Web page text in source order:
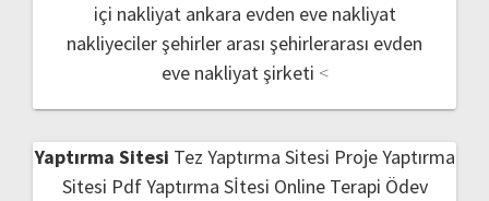
içi nakliyat ankara evden eve nakliyat
nakliyeciler şehirler arası şehirlerarası evden
eve nakliyat şirketi <
Yaptırma Sitesi Tez Yaptırma Sitesi Proje Yaptırma
Sitesi Pdf Yaptırma Sİtesi Online Terapi Ödev